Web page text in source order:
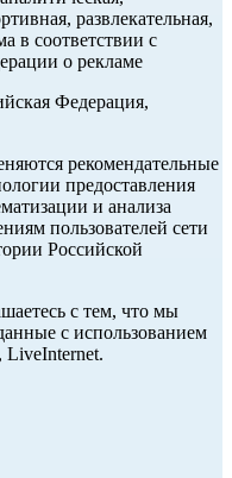
развлекательная,
в соответствии с
о рекламе
Федерация,
рекомендательные
предоставления
и анализа
пользователей сети
Российской
с тем, что мы
с использованием
, LiveInternet.